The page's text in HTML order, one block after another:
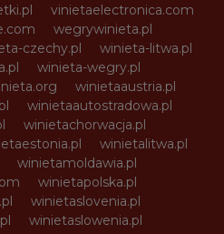
vinietaelectronica.com
wegrywinieta.pl
czechy.pl
winieta-litwa.pl
winieta-wegry.pl
winietaaustria.pl
winietaautostradowa.pl
winietachorwacja.pl
winietalitwa.pl
winietamoldawia.pl
winietapolska.pl
winietaslovenia.pl
winietaslowenia.pl